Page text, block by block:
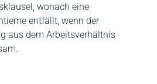
wonach eine
entfällt, wenn der
aus dem Arbeitsverhältnis